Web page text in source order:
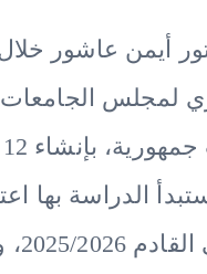
عاشور خلال
الجامعات الأهلية
صدور قرارات جمهورية، بإنشاء 12 جامعة
بها اعتبارًا من
العام الدراسي القادم 2025/2026، وبذلك